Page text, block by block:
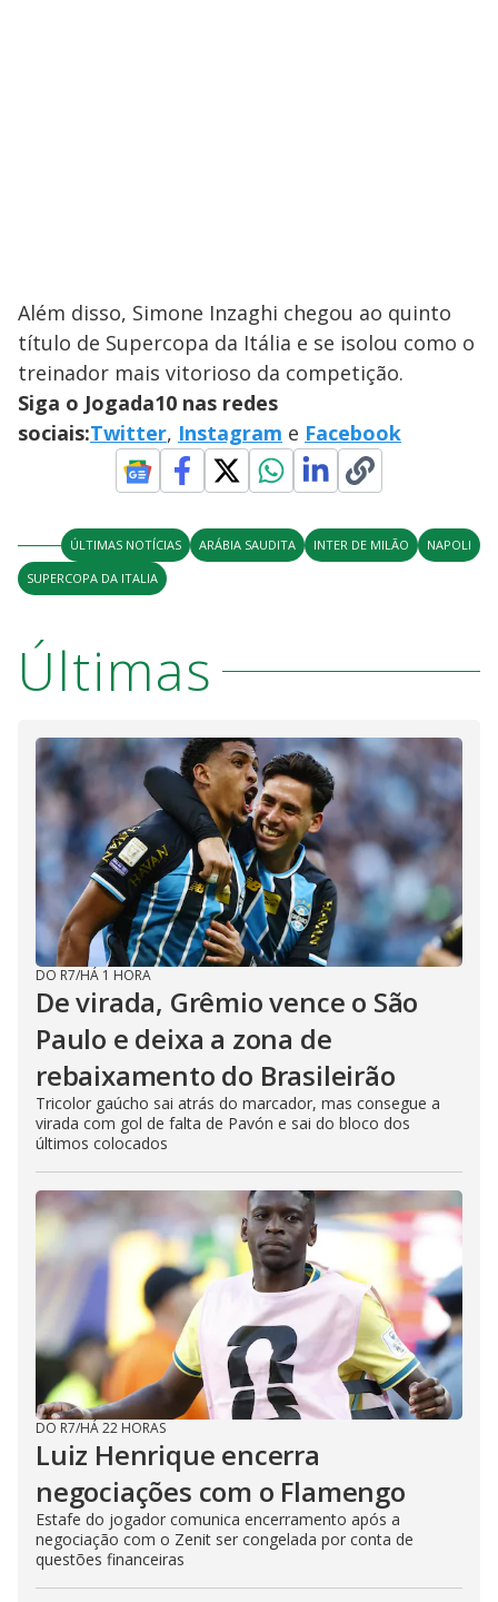
Além disso, Simone Inzaghi chegou ao quinto
título de Supercopa da Itália e se isolou como o
treinador mais vitorioso da competição.
Siga o Jogada10 nas redes
sociais:Twitter, Instagram e Facebook
ÚLTIMAS NOTÍCIAS ARÁBIA SAUDITA INTER DE MILÃO
NAPOLI
SUPERCOPA DA ITALIA
Últimas
DO R7/HÁ 1 HORA
De virada, Grêmio vence o São
Paulo e deixa a zona de
rebaixamento do Brasileirão
Tricolor gaúcho sai atrás do marcador, mas consegue a
virada com gol de falta de Pavón e sai do bloco dos
últimos colocados
DO R7/HÁ 22 HORAS
Luiz Henrique encerra
negociações com o Flamengo
Estafe do jogador comunica encerramento após a
negociação com o Zenit ser congelada por conta de
questões financeiras